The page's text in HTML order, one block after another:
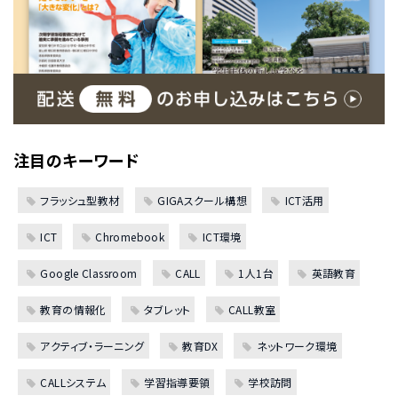
注目のキーワード
フラッシュ型教材 GIGAスクール構想 ICT活用
ICT Chromebook ICT環境
Google Classroom CALL 1人1台 英語教育
教育の情報化 タブレット CALL教室
アクティブ・ラーニング 教育DX ネットワーク環境
CALLシステム 学習指導要領 学校訪問